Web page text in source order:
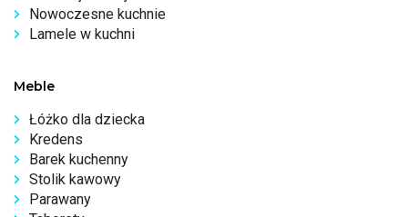
Nowoczesne kuchnie
Lamele w kuchni
Meble
Łóżko dla dziecka
Kredens
Barek kuchenny
Stolik kawowy
Parawany